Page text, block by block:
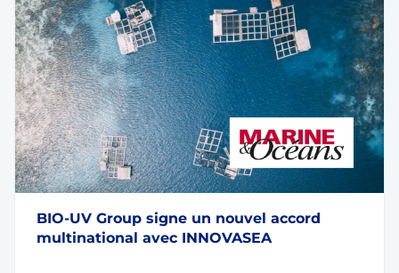
BIO-UV Group signe un nouvel accord
multinational avec INNOVASEA